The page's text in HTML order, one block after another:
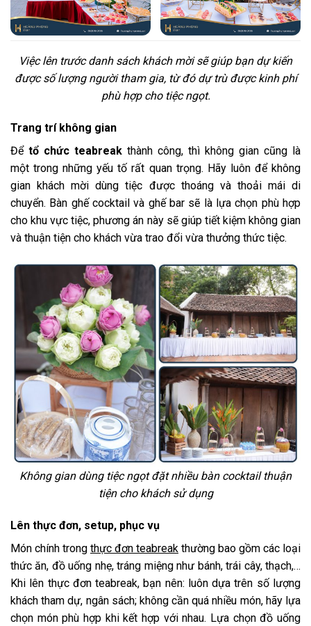
Việc lên trước danh sách khách mời sẽ giúp bạn dự kiến
được số lượng người tham gia, từ đó dự trù được kinh phí
phù hợp cho tiệc ngọt.
Trang trí không gian
Để tổ chức teabreak thành công, thì không gian cũng là
một trong những yếu tố rất quan trọng. Hãy luôn để không
gian khách mời dùng tiệc được thoáng và thoải mái di
chuyển. Bàn ghế cocktail và ghế bar sẽ là lựa chọn phù hợp
cho khu vực tiệc, phương án này sẽ giúp tiết kiệm không gian
và thuận tiện cho khách vừa trao đổi vừa thưởng thức tiệc.
Không gian dùng tiệc ngọt đặt nhiều bàn cocktail thuận
tiện cho khách sử dụng
Lên thực đơn, setup, phục vụ
Món chính trong thực đơn teabreak thường bao gồm các loại
thức ăn, đồ uống nhẹ, tráng miệng như bánh, trái cây, thạch,…
Khi lên thực đơn teabreak, bạn nên: luôn dựa trên số lượng
khách tham dự, ngân sách; không cần quá nhiều món, hãy lựa
chọn món phù hợp khi kết hợp với nhau. Lựa chọn đồ uống